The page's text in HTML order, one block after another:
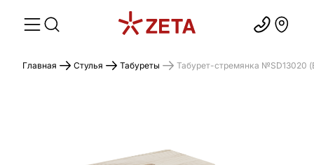
Главная Стулья Табуреты Табурет-стремянка №SD13020